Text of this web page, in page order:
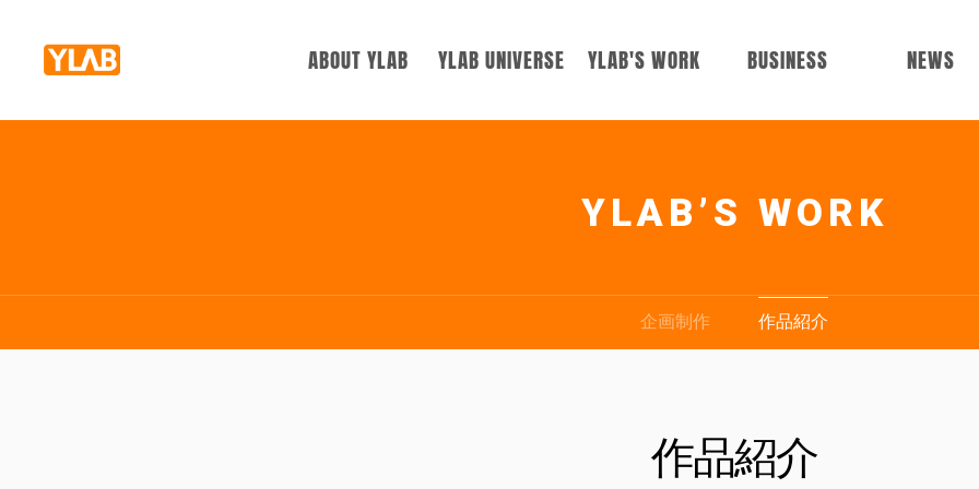
ABOUT YLAB YLAB UNIVERSE YLAB'S WORK BUSINESS NEWS
作品紹介 メディアミッ
YLAB’S WORK
企画制作 作品紹介
作品紹介